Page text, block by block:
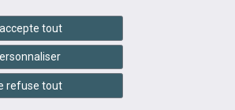
en ligne
DE
ÉVÉNEMENTS
tout
refuse tout